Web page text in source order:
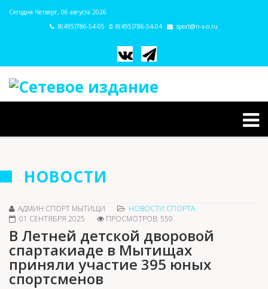
Сегодня Четверг, 06 августа 2026
8(495)786-54-05
8(495)786-54-04 sport@n-v-o.ru
НОВОСТИ
АДМИН СПОРТ МЫТИЩИ
НОВОСТИ СПОРТА
01 СЕНТЯБРЯ 2025
ПРОСМОТРОВ: 559
В Летней детской дворовой
спартакиаде в Мытищах
приняли участие 395 юных
спортсменов